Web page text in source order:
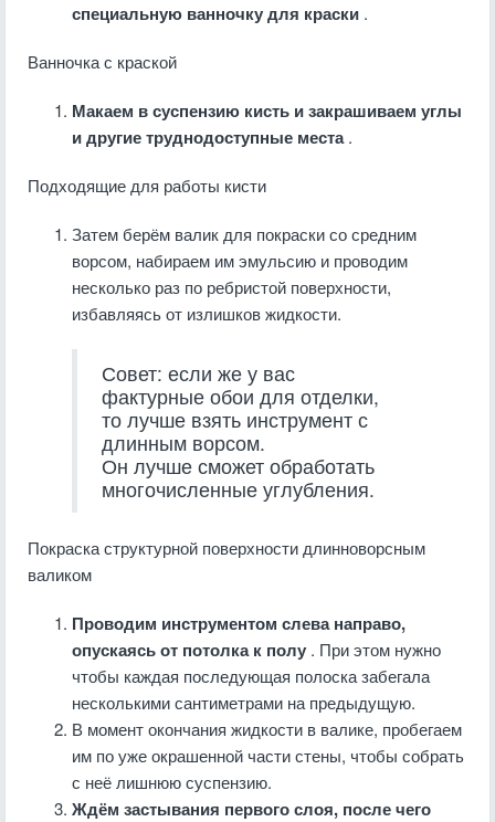
специальную ванночку для краски .
Ванночка с краской
Макаем в суспензию кисть и закрашиваем углы
и другие труднодоступные места.
Подходящие для работы кисти
Затем берём валик для покраски со средним
ворсом, набираем им эмульсию и проводим
несколько раз по ребристой поверхности,
избавляясь от излишков жидкости.
Совет: если же у вас
фактурные обои для отделки,
то лучше взять инструмент с
длинным ворсом.
Он лучше сможет обработать
многочисленные углубления.
Покраска структурной поверхности длинноворсным
валиком
Проводим инструментом слева направо,
опускаясь от потолка к полу . При этом нужно
чтобы каждая последующая полоска забегала
несколькими сантиметрами на предыдущую.
В момент окончания жидкости в валике, пробегаем
им по уже окрашенной части стены, чтобы собрать
с неё лишнюю суспензию.
Ждём застывания первого слоя, после чего